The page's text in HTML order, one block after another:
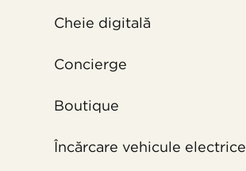
Cheie digitală
Concierge
Boutique
Încărcare vehicule electrice